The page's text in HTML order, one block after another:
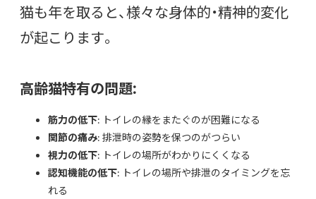
猫も年を取ると、様々な身体的・精神的変化
が起こります。
高齢猫特有の問題:
筋力の低下: トイレの縁をまたぐのが困難になる
関節の痛み: 排泄時の姿勢を保つのがつらい
視力の低下: トイレの場所がわかりにくくなる
認知機能の低下: トイレの場所や排泄のタイミングを忘
れる